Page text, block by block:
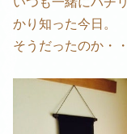
かり知った今日。
そうだったのか・